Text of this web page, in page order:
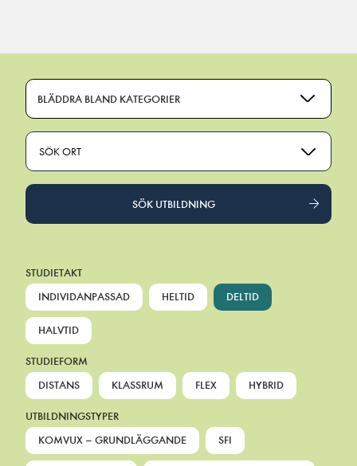
BLÄDDRA BLAND KATEGORIER
SÖK ORT
SÖK UTBILDNING
STUDIETAKT
INDIVIDANPASSAD
HELTID DELTID
HALVTID
STUDIEFORM
DISTANS
KLASSRUM FLEX HYBRID
UTBILDNINGSTYPER
KOMVUX – GRUNDLÄGGANDE
SFI